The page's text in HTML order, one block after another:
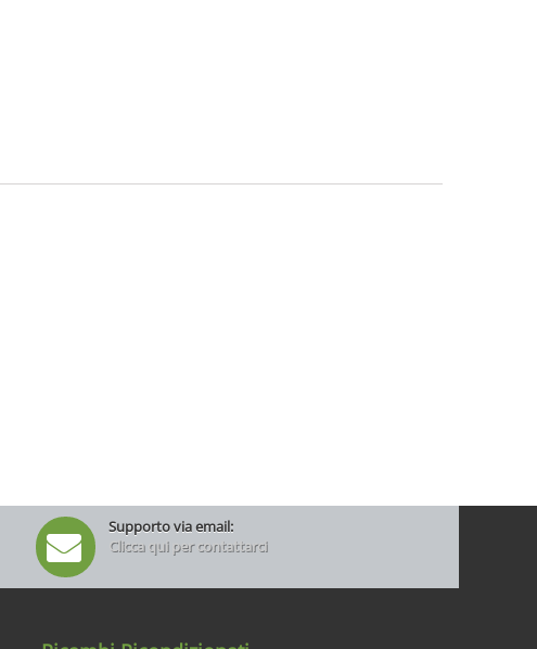
Supporto via email:
Clicca qui per contattarci